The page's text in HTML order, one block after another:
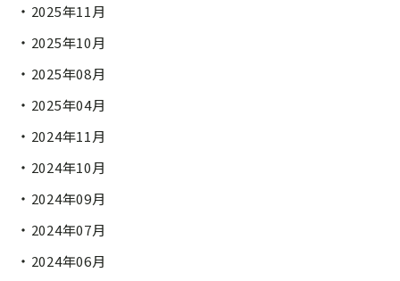
2025年11月
2025年10月
2025年08月
2025年04月
2024年11月
2024年10月
2024年09月
2024年07月
2024年06月